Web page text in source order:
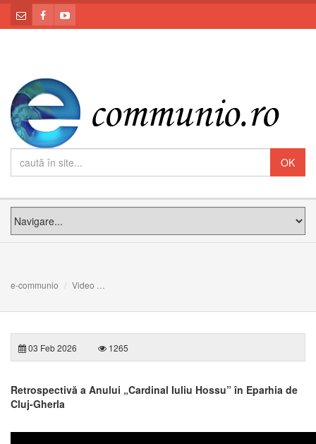
e-communio Video
03 Feb 2026 1265
Retrospectivă a Anului „Cardinal Iuliu Hossu” în Eparhia de
Cluj-Gherla